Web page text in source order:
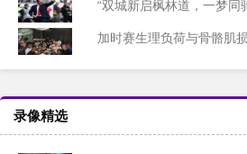
“双城新启枫林道，一梦同
加时赛生理负荷与骨骼肌损伤风险的代谢机制研究——基于
录像精选